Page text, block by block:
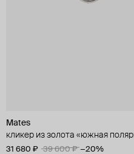
Mates
кликер из золота «южная
31 680 ₽ 39 600 ₽ −20%